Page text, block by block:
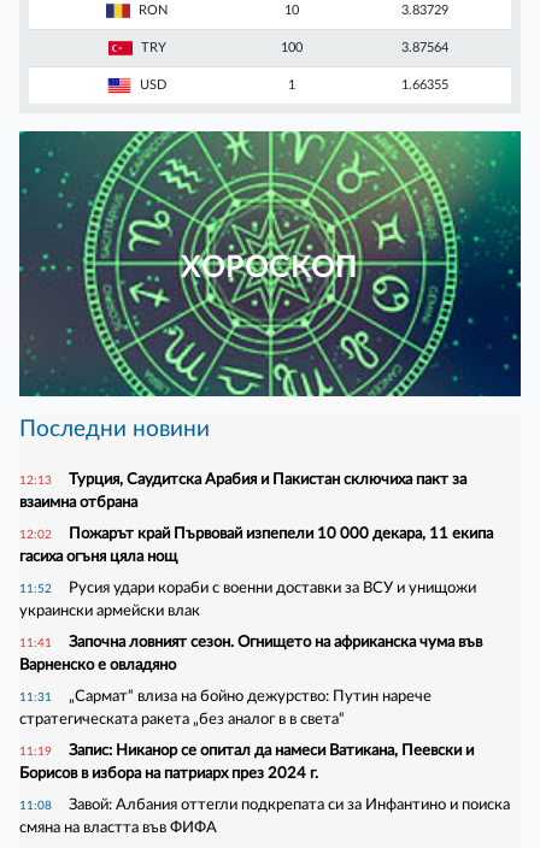
RON 10 3.83729
TRY 100 3.87564
USD 1 1.66355
ХОРОСКОП
Последни новини
12:13
Турция, Саудитска Арабия и Пакистан сключиха пакт за
взаимна отбрана
12:02
Пожарът край Първовай изпепели 10 000 декара, 11 екипа
гасиха огъня цяла нощ
11:52
Русия удари кораби с военни доставки за ВСУ и унищожи
украински армейски влак
11:41
Започна ловният сезон. Огнището на африканска чума във
Варненско е овладяно
11:31
„Сармат“ влиза на бойно дежурство: Путин нарече
стратегическата ракета „без аналог в в света“
11:19
Запис: Никанор се опитал да намеси Ватикана, Пеевски и
Борисов в избора на патриарх през 2024 г.
11:08
Завой: Албания оттегли подкрепата си за Инфантино и поиска
смяна на властта във ФИФА